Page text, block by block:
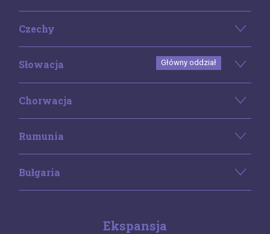
Czechy
Słowacja Główny oddział
Chorwacja
Rumunia
Bułgaria
Ekspansja